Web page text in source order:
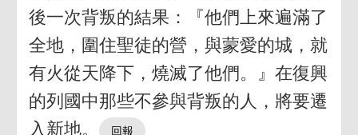
後一次背叛的結果：『他們上來遍滿了
全地，圍住聖徒的營，與蒙愛的城，就
有火從天降下，燒滅了他們。』在復興
的列國中那些不參與背叛的人，將要遷
入新地。